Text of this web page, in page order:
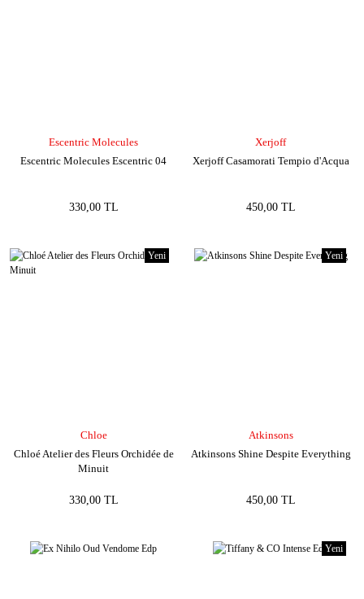
Escentric Molecules
Escentric Molecules Escentric 04
330,00 TL
Xerjoff
Xerjoff Casamorati Tempio d'Acqua
450,00 TL
Yeni
Chloe
Chloé Atelier des Fleurs Orchidée de
Minuit
330,00 TL
Yeni
Atkinsons
Atkinsons Shine Despite Everything
450,00 TL
Yeni